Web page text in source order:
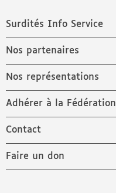
Surdités Info Service
Nos partenaires
Nos représentations
Adhérer à la Fédération
Contact
Faire un don